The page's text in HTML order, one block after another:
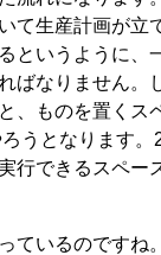
て生産計画が立
というように、
ばなりません。
、ものを置くス
うとなります。
行できるスペー
ているのですね。